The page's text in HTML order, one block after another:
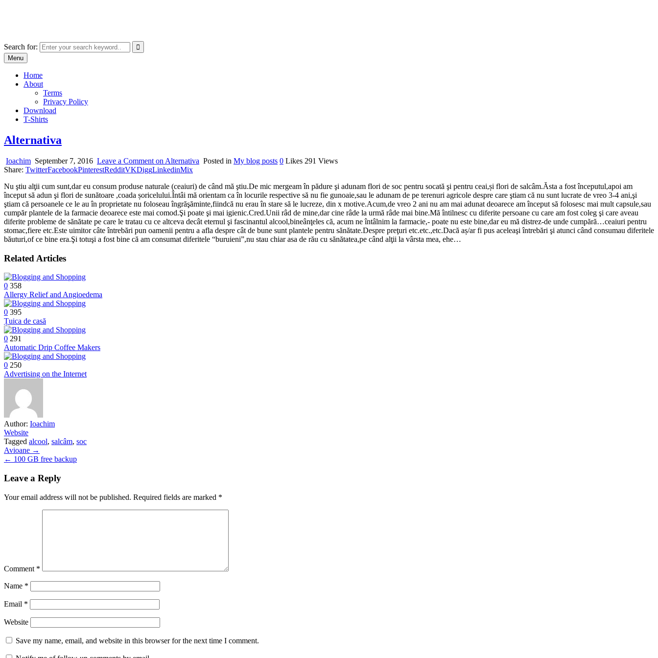
Search for:
Menu
Home
About
Terms
Privacy Policy
Download
T-Shirts
Alternativa
Ioachim September 7, 2016 Leave a Comment on Alternativa Posted in My blog posts 0 Likes 291 Views
Share: TwitterFacebookPinterestRedditVKDiggLinkedinMix
Nu ştiu alţii cum sunt,dar eu consum produse naturale (ceaiuri) de când mă ştiu.De mic mergeam în pădure şi adunam flori de soc pentru socată şi pentru ceai,și flori de salcâm.Ăsta a fost începutul,apoi am
început să adun şi flori de sunătoare ,coada șoricelului.Întâi mă orientam ca în locurile respective să nu fie gunoaie,sau le adunam de pe terenuri agricole despre care ştiam că nu sunt lucrate de vreo 3-4 ani,şi
ştiam că persoanele ce le au în proprietate nu foloseau îngrăşăminte,fiindcă nu erau în stare să le lucreze, din x motive.Acum,de vreo 2 ani nu am mai adunat deoarece am început să folosesc mai mult capsule,sau
cumpăr plantele de la farmacie deoarece este mai comod.Şi poate şi mai igienic.Cred.Unii râd de mine,dar cine râde la urmă râde mai bine.Mă întilnesc cu diferite persoane cu care am fost coleg şi care aveau
diferite probleme de sănătate pe care le tratau cu ce altceva decât eternul şi fascinantul alcool,bineânţeles că, acum ne întâlnim la farmacie,- poate nu este bine,dar eu mă distrez-de unde cumpără…ceaiuri pentru
stomac,fiere etc.Este uimitor câte întrebări pun oamenii pentru a afla despre cât de bune sunt plantele pentru sănătate.Despre preţuri etc.etc.,etc.Dacă aș/ar fi pus aceleaşi întrebări şi atunci când consumau diferitele
băuturi,of ce bine era.Şi totuşi a fost bine că am consumat diferitele “buruieni”,nu stau chiar asa de rău cu sănătatea,pe când alţii la vârsta mea, ehe…
Related Articles
0 358
Allergy Relief and Angioedema
0 395
Țuica de casă
0 291
Automatic Drip Coffee Makers
0 250
Advertising on the Internet
Author: Ioachim
Website
Tagged alcool, salcâm, soc
Post
navigation
Avioane →
← 100 GB free backup
Leave a Reply
Your email address will not be published. Required fields are marked *
Comment *
Name *
Email *
Website
Save my name, email, and website in this browser for the next time I comment.